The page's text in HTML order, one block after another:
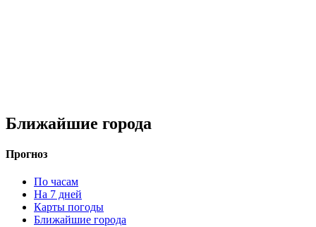
Ближайшие города
Прогноз
По часам
На 7 дней
Карты погоды
Ближайшие города